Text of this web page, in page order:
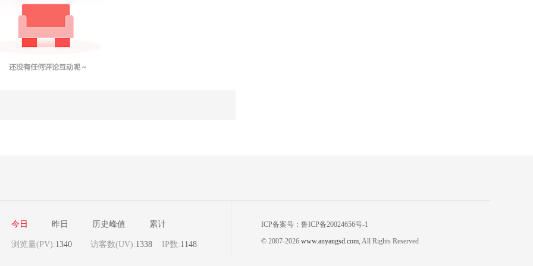
今日 昨日 历史峰值 累计
浏览量(PV):1340 访客数(UV):1338 IP数:1148
ICP备案号：鲁ICP备20024656号-1
© 2007-2026 www.anyangsd.com, All Rights Reserved